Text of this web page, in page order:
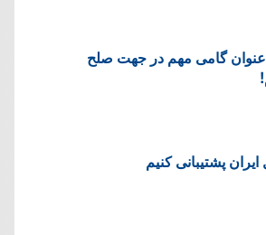
عنوان گامی مهم در جهت صلح
پشتیبانی کنیم